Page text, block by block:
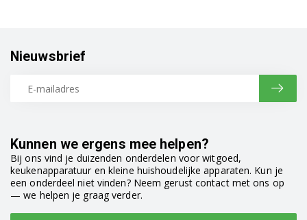
Kunnen we ergens mee helpen?
Bij ons vind je duizenden onderdelen voor witgoed,
keukenapparatuur en kleine huishoudelijke apparaten. Kun je
een onderdeel niet vinden? Neem gerust contact met ons op
— we helpen je graag verder.
Nieuwsbrief